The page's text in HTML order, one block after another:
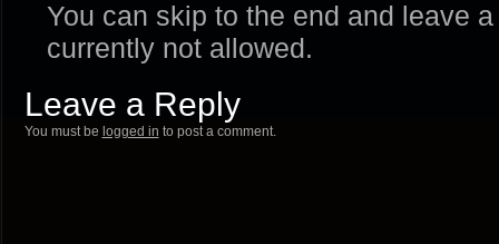
You can skip to the end and leave
currently not allowed.
Leave a Reply
You must be logged in to post a comment.